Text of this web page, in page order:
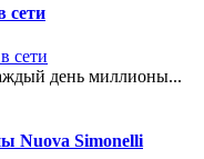
сети
день миллионы...
Nuova Simonelli